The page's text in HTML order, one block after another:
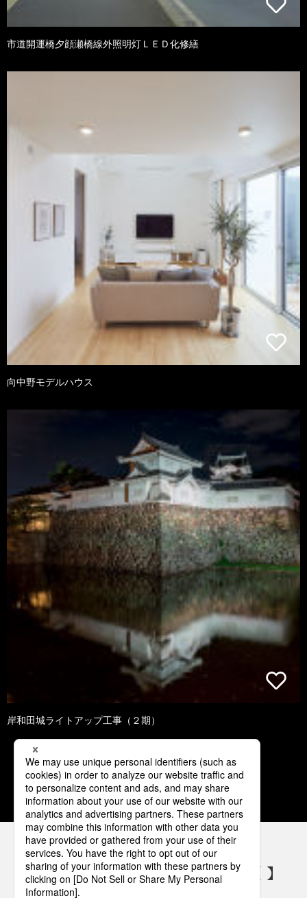
市道開運橋夕顔瀬橋線外照明灯ＬＥＤ化修繕
向中野モデルハウス
岸和田城ライトアップ工事（２期）
1 2 3 4 5
パナソニックの電気設備 SNSアカウント